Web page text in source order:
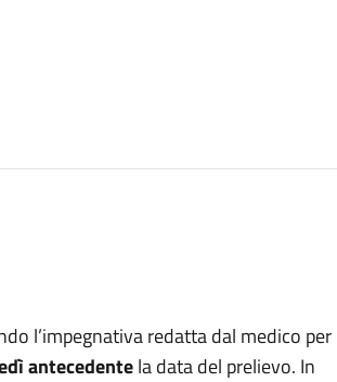
l’impegnativa redatta dal medico per
antecedentela data del prelievo. In